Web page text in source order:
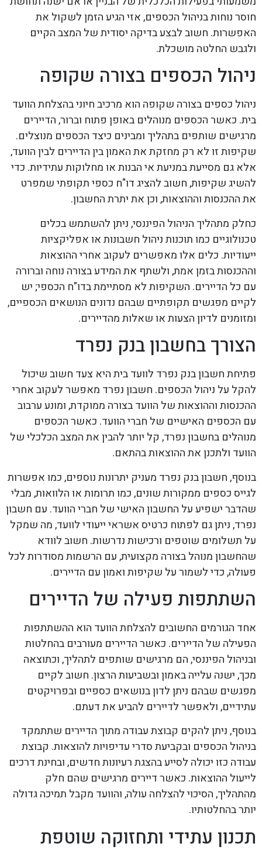
חוסר נוחות בניהול הכספים, אזי הגיע הזמן לשקול את
האפשרות. חשוב לבצע בדיקה יסודית של המצב הקיים
ולגבש החלטה מושכלת.
ניהול הכספים בצורה שקופה
ניהול כספים בצורה שקופה הוא מרכיב חיוני בהצלחת הוועד
בית. כאשר הכספים מנוהלים באופן פתוח וברור, הדיירים
מרגישים שותפים בתהליך ומבינים כיצד הכספים מנוצלים.
שקיפות זו לא רק מחזקת את האמון בין הדיירים לבין הוועד,
אלא גם מסייעת במניעת אי הבנות או מחלוקות עתידיות. כדי
להשיג שקיפות, חשוב להציג דו"ח כספי תקופתי שמפרט
את ההכנסות וההוצאות, וכן את יתרת החשבון.
כחלק מתהליך הניהול הפיננסי, ניתן להשתמש בכלים
טכנולוגיים כמו תוכנות ניהול חשבונות או אפליקציות
ייעודיות. כלים אלו מאפשרים לעקוב אחרי ההוצאות
וההכנסות בזמן אמת, ולשתף את המידע בצורה נוחה וברורה
עם כל הדיירים. השקיפות לא מסתיימת בדו"ח הכספי; יש
לקיים מפגשים תקופתיים שבהם נדונים הנושאים הכספיים,
ומזומנים לדיון הצעות או שאלות מהדיירים.
הצורך בחשבון בנק נפרד
פתיחת חשבון בנק נפרד לוועד בית היא צעד חשוב שיכול
להקל על ניהול הכספים. חשבון נפרד מאפשר לעקוב אחרי
ההכנסות וההוצאות של הוועד בצורה ממוקדת, ומונע ערבוב
עם הכספים האישיים של חברי הוועד. כאשר הכספים
מנוהלים בחשבון נפרד, קל יותר להבין את המצב הכלכלי של
הוועד ולתכנן את ההוצאות בהתאם.
בנוסף, חשבון בנק נפרד מעניק יתרונות נוספים, כמו אפשרות
לגייס כספים ממקורות שונים, כמו תרומות או הלוואות, מבלי
שהדבר ישפיע על החשבון האישי של חברי הוועד. עם חשבון
נפרד, ניתן גם לפתוח כרטיס אשראי ייעודי לוועד, מה שמקל
על תשלומים שוטפים ורכישות נדרשות. חשוב לוודא
שהחשבון מנוהל בצורה מקצועית, עם הרשמות מסודרות לכל
פעולה, כדי לשמור על שקיפות ואמון עם הדיירים.
השתתפות פעילה של הדיירים
אחד הגורמים החשובים להצלחת הוועד הוא ההשתתפות
הפעילה של הדיירים. כאשר הדיירים מעורבים בהחלטות
ובניהול הפיננסי, הם מרגישים שותפים לתהליך, וכתוצאה
מכך, ישנה עלייה באמון ובשביעות הרצון. חשוב לקיים
מפגשים שבהם ניתן לדון בנושאים כספיים ובפרויקטים
עתידיים, ולאפשר לדיירים להביע את דעתם.
בנוסף, ניתן להקים קבוצת עבודה מתוך הדיירים שתתמקד
בניהול הכספים ובקביעת סדרי עדיפויות להוצאות. קבוצת
עבודה כזו יכולה לסייע בהצגת רעיונות חדשים, ובחינת דרכים
לייעול ההוצאות. כאשר דיירים מרגישים שהם חלק
מהתהליך, הסיכוי להצלחה עולה, והוועד מקבל תמיכה גדולה
יותר בהחלטותיו.
תכנון עתידי ותחזוקה שוטפת